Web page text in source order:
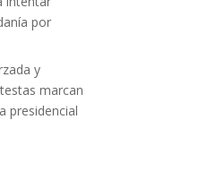
por
y
marcan
presidencial